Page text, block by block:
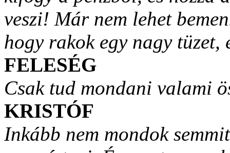
veszi! Már nem lehet
hogy rakok egy nagy tüzet,
FELESÉG
Csak tud mondani valami
KRISTÓF
Inkább nem mondok